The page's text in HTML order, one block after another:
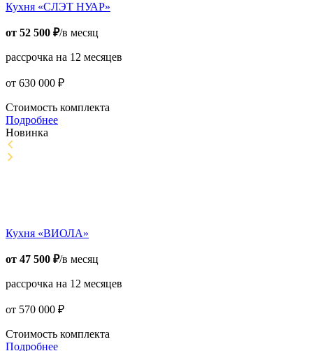
Кухня «СЛЭТ НУАР»
от 52 500 ₽/в месяц
рассрочка на 12 месяцев
от 630 000 ₽
Стоимость комплекта
Подробнее
Новинка
Кухня «ВИОЛА»
от 47 500 ₽/в месяц
рассрочка на 12 месяцев
от 570 000 ₽
Стоимость комплекта
Подробнее